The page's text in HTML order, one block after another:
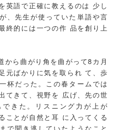
英語で正確に教えるのは 少し
、先生が使っていた単語や言
終的には一つの作 品を創り上
ら曲がり角を曲がって8カ月
元ばかりに気を取られ て、歩
杯だった。この春タームでは
てきて、視野を 広げ、先の世
きた。リスニング力が上が
ことが自然と耳 に入ってくる